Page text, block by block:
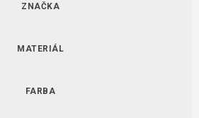
ZNAČKA
MATERIÁL
FARBA